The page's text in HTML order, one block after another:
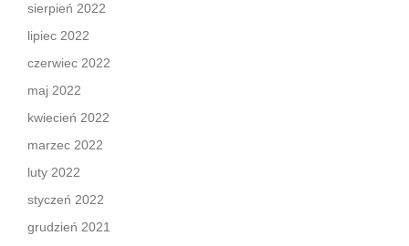
sierpień 2022
lipiec 2022
czerwiec 2022
maj 2022
kwiecień 2022
marzec 2022
luty 2022
styczeń 2022
grudzień 2021